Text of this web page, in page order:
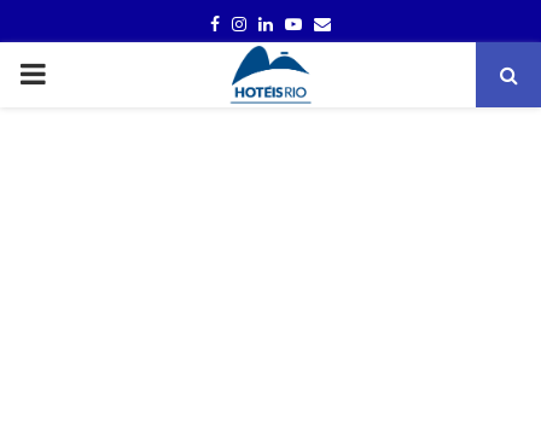
FACEBOOK
INSTAGRAM
LINKEDINYOUTUBE
EMAIL
PRIMARY